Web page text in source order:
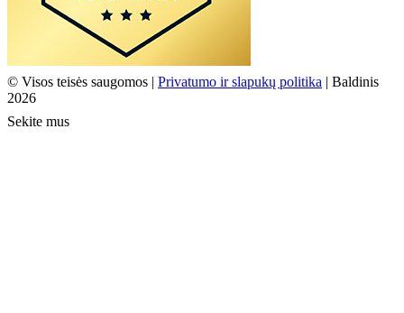
© Visos teisės saugomos | Privatumo ir slapukų politika | Baldinis
2026
Sekite mus